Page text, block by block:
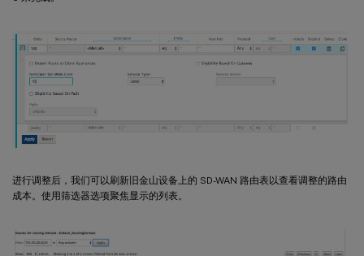
进行调整后，我们可以刷新旧金山设备上的 SD-WAN 路由表以查看调整的路由
成本。使用筛选器选项聚焦显示的列表。